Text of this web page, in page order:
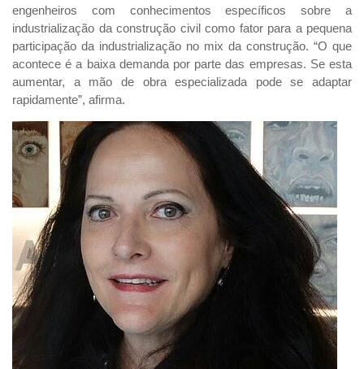
engenheiros com conhecimentos específicos sobre a
industrialização da construção civil como fator para a pequena
participação da industrialização no mix da construção. “O que
acontece é a baixa demanda por parte das empresas. Se esta
aumentar, a mão de obra especializada pode se adaptar
rapidamente”, afirma.